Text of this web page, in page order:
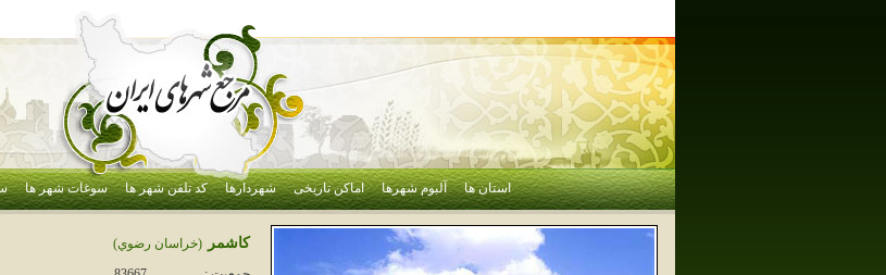
استان ها آلبوم شهرها اماکن تاریخی شهردارها کد تلفن شهر ها سوغات شهر ها
كاشمر
(خراسان رضوي)